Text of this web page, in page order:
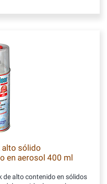
alto sólido
en aerosol 400 ml
alto contenido en sólidos